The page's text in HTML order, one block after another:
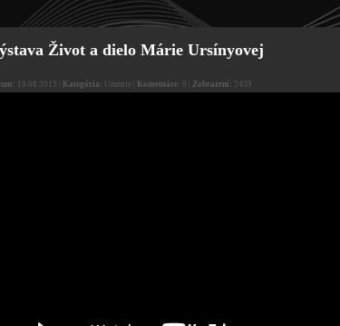
Život a dielo Márie Ursínyovej
19.08.2013 | Kategória: Umenie | Komentáre: 0 | Zobrazení: 2439